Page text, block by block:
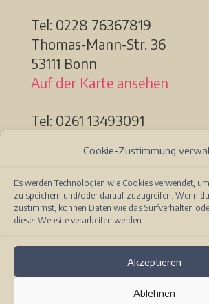
Cookie-Zustimmung
Es werden Technologien wie Cookies verwendet,
zu speichern und/oder darauf zuzugreifen. Wenn
zustimmst, können Daten wie das Surfverhalten
dieser Website verarbeiten werden.
Akzeptieren
Ablehnen
Tel: 0228 76367819
Thomas-Mann-Str. 36
53111 Bonn
Auf der Karte ansehen
Tel: 0261 13493091
56068 Koblenz
Auf der Karte ansehen